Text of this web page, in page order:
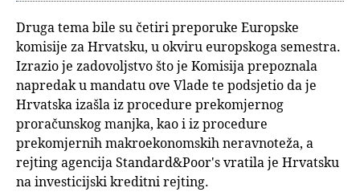
Druga tema bile su četiri preporuke Europske
komisije za Hrvatsku, u okviru europskoga semestra.
Izrazio je zadovoljstvo što je Komisija prepoznala
napredak u mandatu ove Vlade te podsjetio da je
Hrvatska izašla iz procedure prekomjernog
proračunskog manjka, kao i iz procedure
prekomjernih makroekonomskih neravnoteža, a
rejting agencija Standard&Poor's vratila je Hrvatsku
na investicijski kreditni rejting.